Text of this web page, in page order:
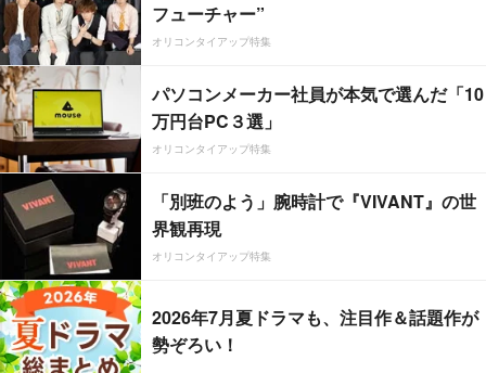
フューチャー”
オリコンタイアップ特集
パソコンメーカー社員が本気で選んだ「10
万円台PC３選」
オリコンタイアップ特集
「別班のよう」腕時計で『VIVANT』の世
界観再現
オリコンタイアップ特集
2026年7月夏ドラマも、注目作＆話題作が
勢ぞろい！